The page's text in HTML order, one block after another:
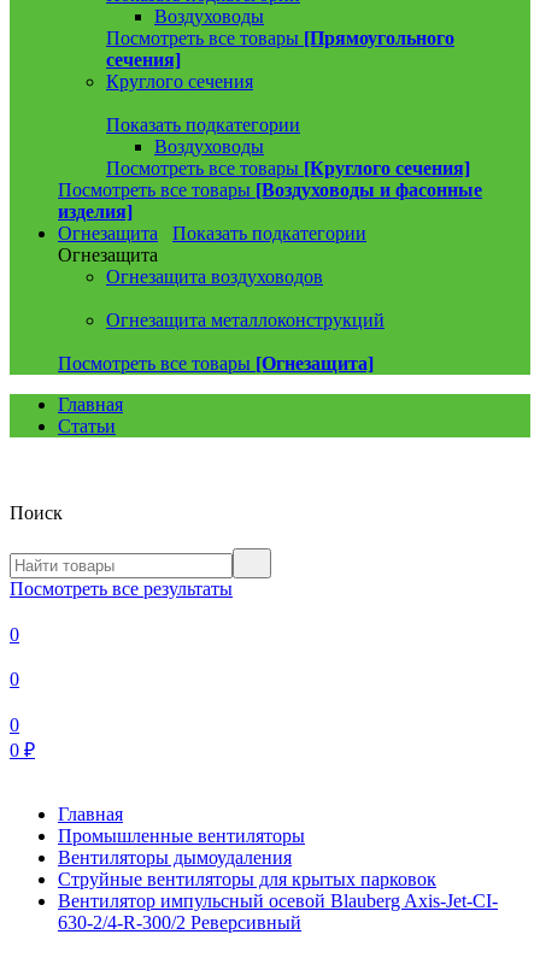
Воздуховоды
Посмотреть все товары [Прямоугольного
сечения]
Круглого сечения
Показать подкатегории
Воздуховоды
Посмотреть все товары [Круглого сечения]
Посмотреть все товары [Воздуховоды и фасонные
изделия]
Огнезащита
Показать подкатегории
Огнезащита
Огнезащита воздуховодов
Огнезащита металлоконструкций
Посмотреть все товары [Огнезащита]
Главная
Статьи
Поиск
Посмотреть все результаты
0
0
0
0 ₽
Главная
Промышленные вентиляторы
Вентиляторы дымоудаления
Струйные вентиляторы для крытых парковок
Вентилятор импульсный осевой Blauberg Axis-Jet-CI-
630-2/4-R-300/2 Реверсивный